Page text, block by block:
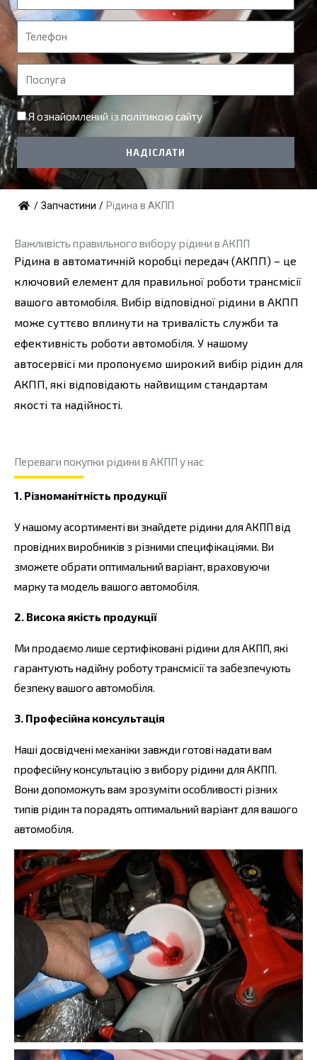
м
'Т
е
л
е
ф
о
н
П
о
с
л
у
г
а
Я ознайомлений із політикою сайту
НАДІСЛАТИ
/ Запчастини / Рідина в АКПП
Важливість правильного вибору рідини в АКПП
Рідина в автоматичній коробці передач (АКПП) – це
ключовий елемент для правильної роботи трансмісії
вашого автомобіля. Вибір відповідної рідини в АКПП
може суттєво вплинути на тривалість служби та
ефективність роботи автомобіля. У нашому
автосервісі ми пропонуємо широкий вибір рідин для
АКПП, які відповідають найвищим стандартам
якості та надійності.
Переваги покупки рідини в АКПП у нас
1. Різноманітність продукції
У нашому асортименті ви знайдете рідини для АКПП від
провідних виробників з різними специфікаціями. Ви
зможете обрати оптимальний варіант, враховуючи
марку та модель вашого автомобіля.
2. Висока якість продукції
Ми продаємо лише сертифіковані рідини для АКПП, які
гарантують надійну роботу трансмісії та забезпечують
безпеку вашого автомобіля.
3. Професійна консультація
Наші досвідчені механіки завжди готові надати вам
професійну консультацію з вибору рідини для АКПП.
Вони допоможуть вам зрозуміти особливості різних
типів рідин та порадять оптимальний варіант для вашого
автомобіля.